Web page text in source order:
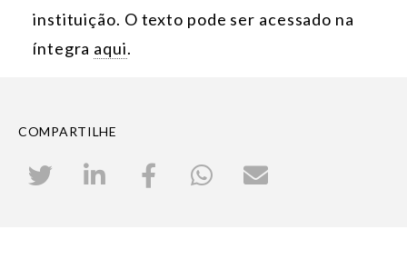
instituição. O texto pode ser acessado na
íntegra aqui.
COMPARTILHE